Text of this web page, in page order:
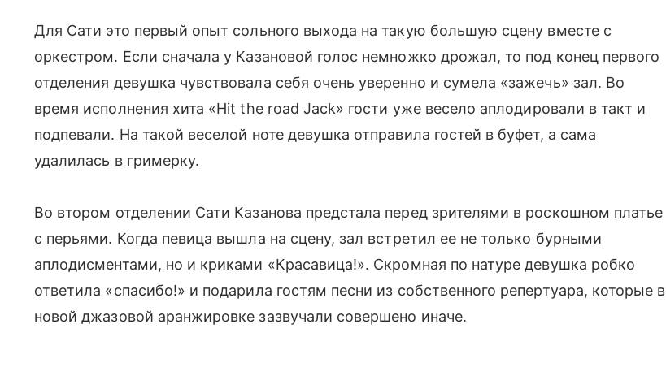
Для Сати это первый опыт сольного выхода на такую большую сцену вместе с
оркестром. Если сначала у Казановой голос немножко дрожал, то под конец первого
отделения девушка чувствовала себя очень уверенно и сумела «зажечь» зал. Во
время исполнения хита «Hit the road Jack» гости уже весело аплодировали в такт и
подпевали. На такой веселой ноте девушка отправила гостей в буфет, а сама
удалилась в гримерку.
Во втором отделении Сати Казанова предстала перед зрителями в роскошном платье
с перьями. Когда певица вышла на сцену, зал встретил ее не только бурными
аплодисментами, но и криками «Красавица!». Скромная по натуре девушка робко
ответила «спасибо!» и подарила гостям песни из собственного репертуара, которые в
новой джазовой аранжировке зазвучали совершено иначе.